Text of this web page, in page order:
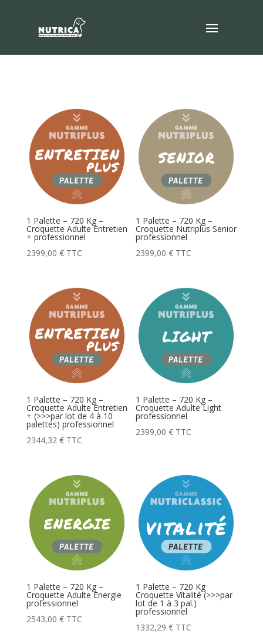
1 Palette – 720 Kg –
Croquette Adulte Entretien
+ professionnel
2399,00 € TTC
1 Palette – 720 Kg –
Croquette Nutriplus Senior
professionnel
2399,00€ TTC
1 Palette – 720 Kg –
Croquette Adulte Entretien
+ (>>>par lot de 4 à 10
palettes) professionnel
2344,32 € TTC
1 Palette – 720 Kg –
Croquette Adulte Light
professionnel
2399,00€ TTC
1 Palette – 720 Kg –
Croquette Adulte Energie
professionnel
2543,00 € TTC
1 Palette – 720 Kg
Croquette Vitalité (>>>par
lot de 1 à 3 pal.)
professionnel
1332,29€ TTC